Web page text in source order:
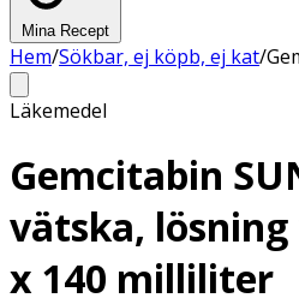
Mina Recept
Hem/Sökbar, ej köpb, ej kat/
Läkemedel
Gemcitabin
vätska, lösning
x 140 milliliter